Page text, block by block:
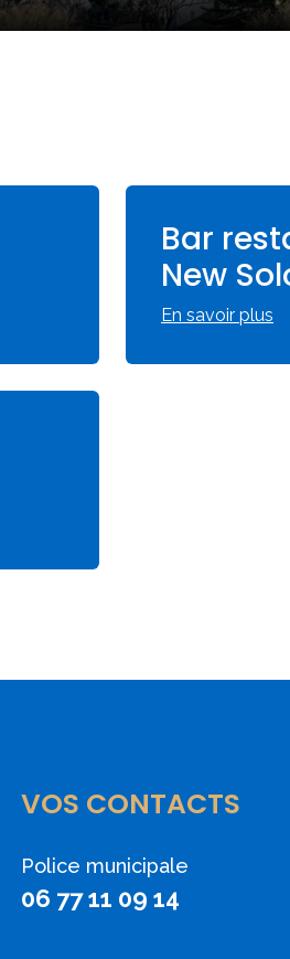
Bar
New
En savoir plus
VOS CONTACTS
Police municipale
06 77 11 09 14